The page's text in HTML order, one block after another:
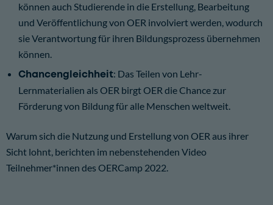
können auch Studierende in die Erstellung, Bearbeitung
und Veröffentlichung von OER involviert werden, wodurch
sie Verantwortung für ihren Bildungsprozess übernehmen
können.
Chancengleichheit: Das Teilen von Lehr-
Lernmaterialien als OER birgt OER die Chance zur
Förderung von Bildung für alle Menschen weltweit.
Warum sich die Nutzung und Erstellung von OER aus ihrer
Sicht lohnt, berichten im nebenstehenden Video
Teilnehmer*innen des OERCamp 2022.